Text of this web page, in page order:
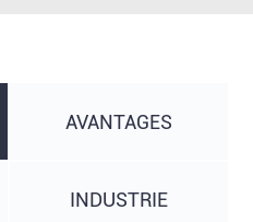
AVANTAGES
INDUSTRIE